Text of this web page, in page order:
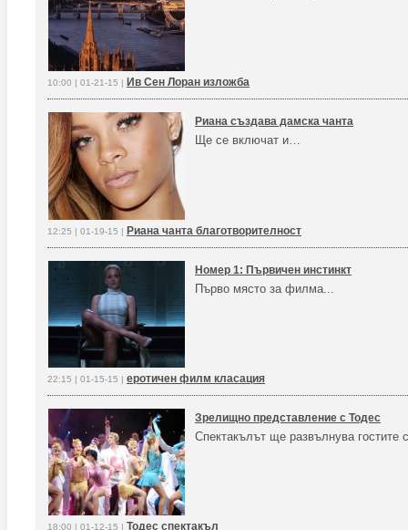
10:00 | 01-21-15 | Ив Сен Лоран изложба
Риана създава дамска чанта
Ще се включат и…
12:25 | 01-19-15 | Риана чанта благотворителност
Номер 1: Първичен инстинкт
Първо място за филма...
22:15 | 01-15-15 | еротичен филм класация
Зрелищно представление с Тодес
Спектакълът ще развълнува гостите
18:00 | 01-12-15 | Тодес спектакъл